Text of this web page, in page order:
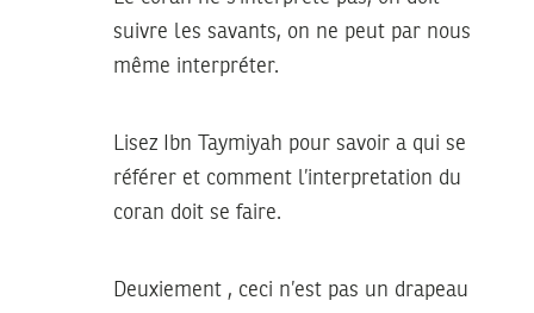
suivre les savants, on ne peut par nous
même interpréter.
Lisez Ibn Taymiyah pour savoir a qui se
référer et comment l’interpretation du
coran doit se faire.
Deuxiement , ceci n’est pas un drapeau